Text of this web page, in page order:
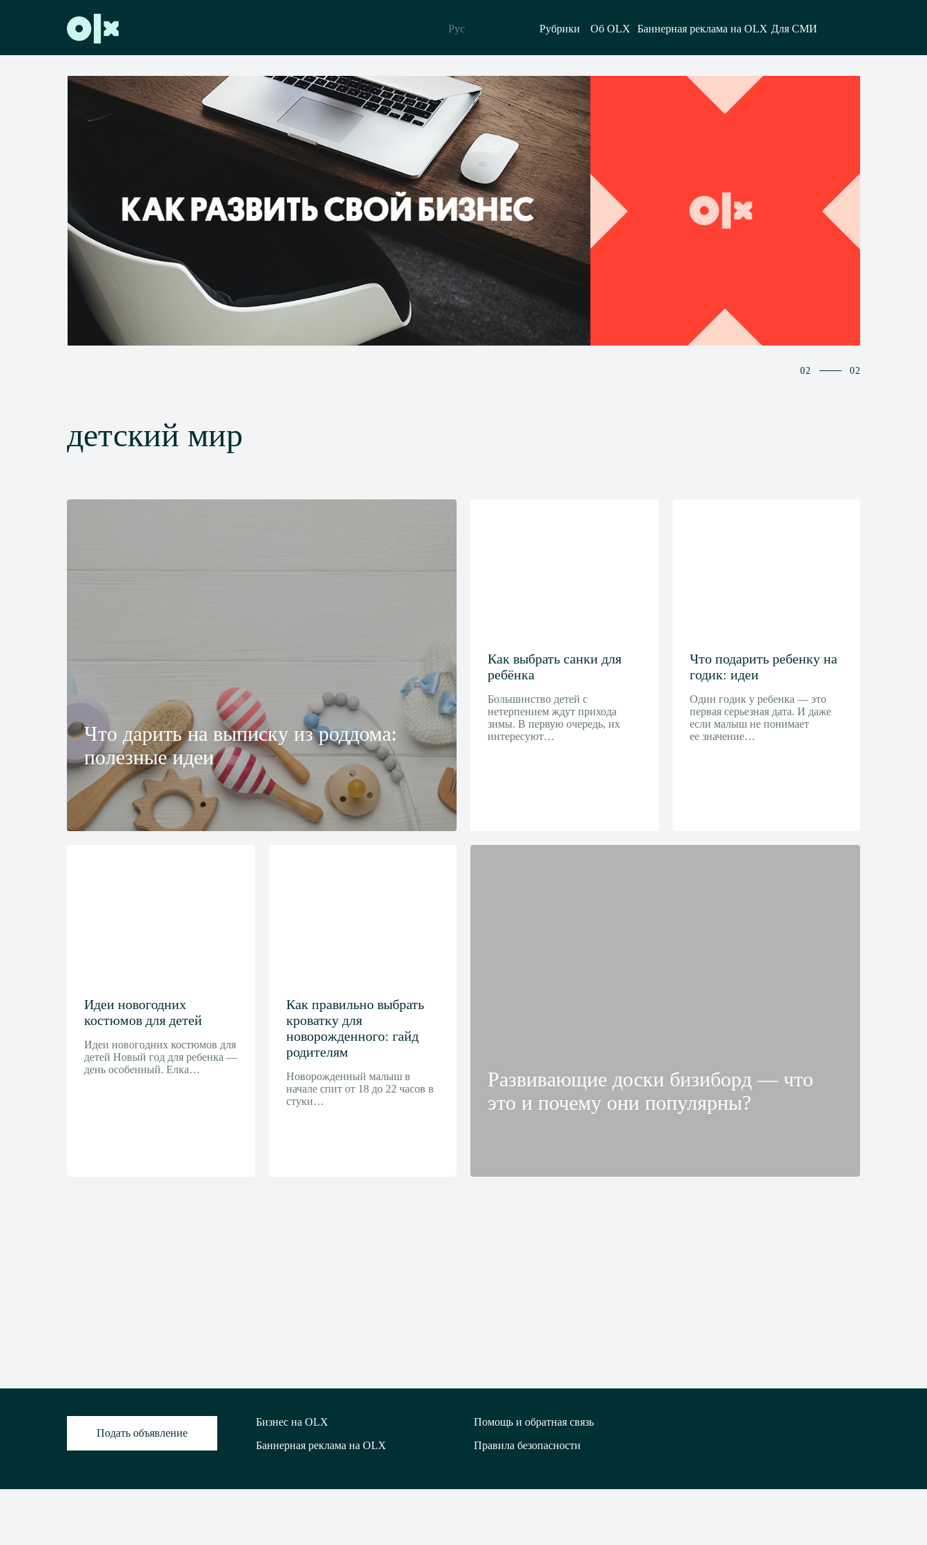
Рус Рубрики Об OLX Баннерная реклама на OLX Для СМИ
02 02
детский мир
Что дарить на выписку из роддома:
полезные идеи
Как выбрать санки для
ребёнка
Большинство детей с
нетерпением ждут прихода
зимы. В первую очередь, их
интересуют…
Что подарить ребенку на
годик: идеи
Один годик у ребенка — это
первая серьезная дата. И даже
если малыш не понимает
ее значение…
Идеи новогодних
костюмов для детей
Идеи новогодних костюмов для
детей Новый год для ребенка —
день особенный. Елка…
Как правильно выбрать
кроватку для
новорожденного: гайд
родителям
Новорожденный малыш в
начале спит от 18 до 22 часов в
стуки…
Развивающие доски бизиборд — что
это и почему они популярны?
Подать объявление
Бизнес на OLX
Баннерная реклама на OLX
Помощь и обратная связь
Правила безопасности